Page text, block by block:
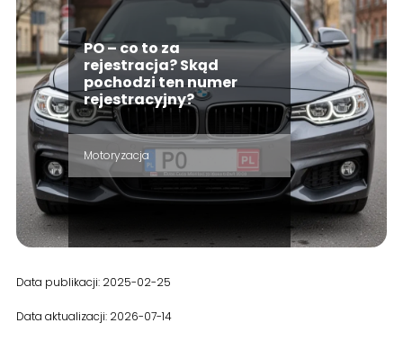
PO – co to za
rejestracja? Skąd
pochodzi ten numer
rejestracyjny?
Motoryzacja
Data publikacji: 2025-02-25
Data aktualizacji: 2026-07-14